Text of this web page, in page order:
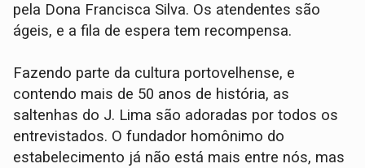
pela Dona Francisca Silva. Os atendentes são
ágeis, e a fila de espera tem recompensa.
Fazendo parte da cultura portovelhense, e
contendo mais de 50 anos de história, as
saltenhas do J. Lima são adoradas por todos os
entrevistados. O fundador homônimo do
estabelecimento já não está mais entre nós, mas